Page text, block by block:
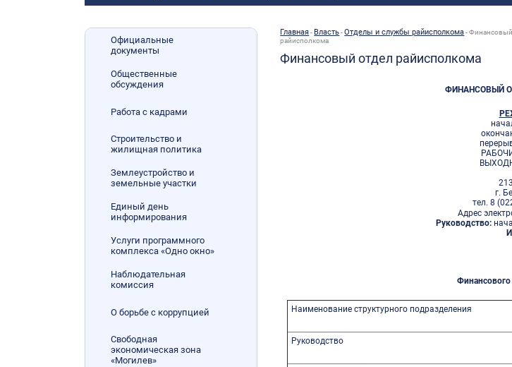
Официальные
документы
Общественные
обсуждения
Работа с кадрами
Строительство и
жилищная политика
Землеустройство и
земельные участки
Единый день
информирования
Услуги программного
комплекса «Одно окно»
Наблюдательная
комиссия
О борьбе с коррупцией
Свободная
экономическая зона
«Могилев»
Главная- Власть-Отделы и службы райисполкома-Финансовый
райисполкома
Финансовый отдел райисполкома
ФИНАНСОВЫЙ
г.
тел. 8
Адрес
Руководство:
­Наименование структурного подразделения
Руководство